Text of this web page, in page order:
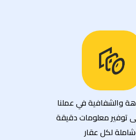
والشفافية في عملنا
توفير معلومات دقيقة
لكل عقار